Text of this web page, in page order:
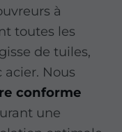
à
toutes les
de tuiles,
acier. Nous
conforme
une